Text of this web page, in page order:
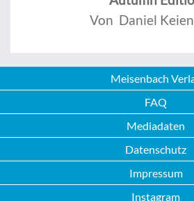
Von Daniel
Meisenbach
FAQ
Mediadaten
Datenschutz
Impressum
Instagram